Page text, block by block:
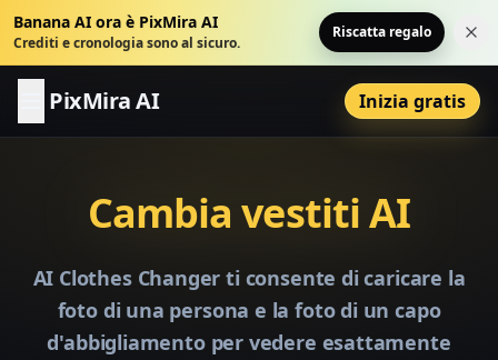
Banana AI ora è PixMira AI
Crediti e cronologia sono al sicuro.
Riscatta regalo
PixMira AI Inizia gratis
Cambia vestiti AI
AI Clothes Changer ti consente di caricare la
foto di una persona e la foto di un capo
d'abbigliamento per vedere esattamente